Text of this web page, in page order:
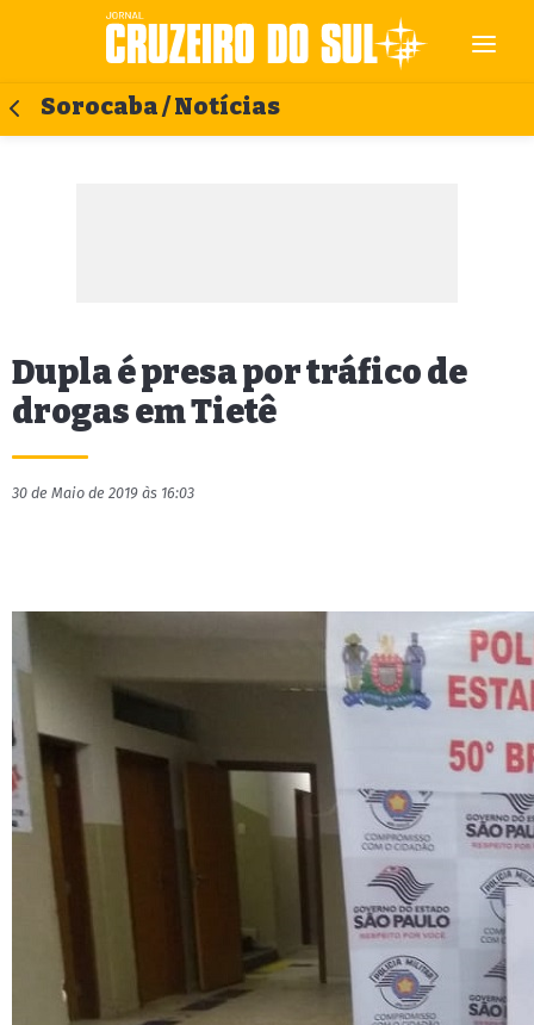
Sorocaba / Notícias
Dupla é presa por tráfico de
drogas em Tietê
30 de Maio de 2019 às 16:03